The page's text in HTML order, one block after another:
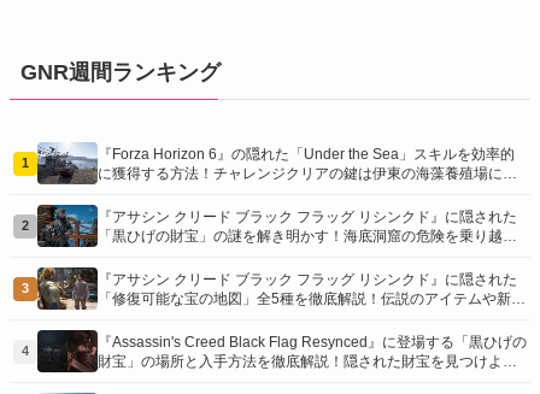
GNR週間ランキング
1
『Forza Horizon 6』の隠れた「Under the Sea」スキルを効率的
に獲得する方法！チャレンジクリアの鍵は伊東の海藻養殖場にあ
2
『アサシン クリード ブラック フラッグ リシンクド』に隠された
「黒ひげの財宝」の謎を解き明かす！海底洞窟の危険を乗り越
3
『アサシン クリード ブラック フラッグ リシンクド』に隠された
「修復可能な宝の地図」全5種を徹底解説！伝説のアイテムや新衣
介！
4
『Assassin's Creed Black Flag Resynced』に登場する「黒ひげの
財宝」の場所と入手方法を徹底解説！隠された財宝を見つけよ